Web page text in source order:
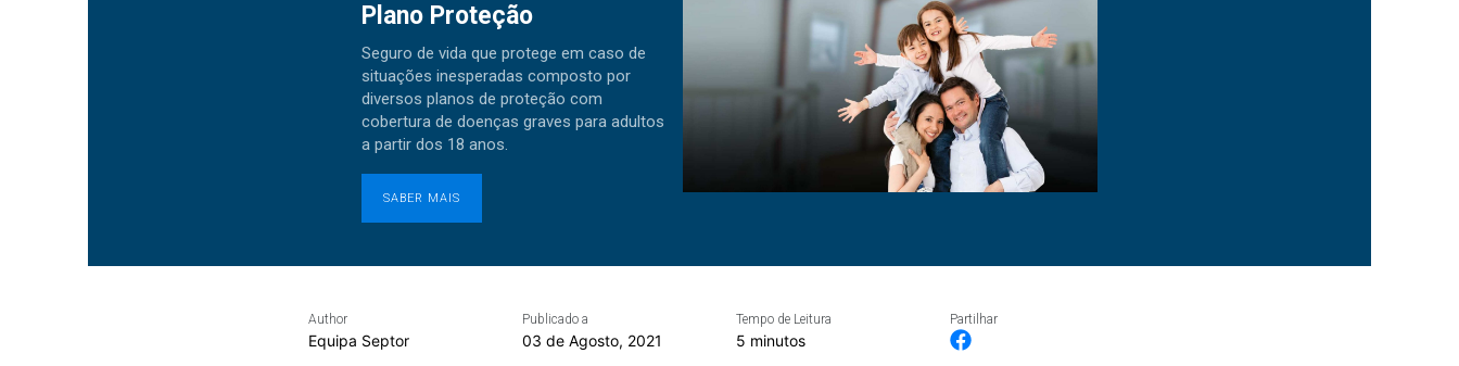
Plano Proteção
Seguro de vida que protege em caso de
situações inesperadas composto por
diversos planos de proteção com
cobertura de doenças graves para adultos
a partir dos 18 anos.
SABER MAIS
Author
Equipa Septor
Publicado a
03 de Agosto, 2021
Tempo de Leitura
5 minutos
Partilhar